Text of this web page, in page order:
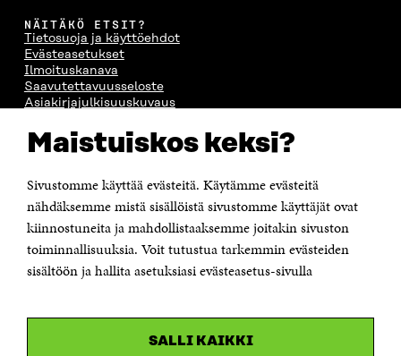
Maistuiskos keksi?
Sivustomme käyttää evästeitä. Käytämme evästeitä
nähdäksemme mistä sisällöistä sivustomme käyttäjät ovat
kiinnostuneita ja mahdollistaaksemme joitakin sivuston
toiminnallisuuksia. Voit tutustua tarkemmin evästeiden
sisältöön ja hallita asetuksiasi evästeasetus-sivulla
SALLI KAIKKI
NÄITÄKÖ ETSIT?
Tietosuoja ja käyttöehdot
Evästeasetukset
Ilmoituskanava
Saavutettavuusseloste
Asiakirjajulkisuuskuvaus
Suomen itsenäisyyden juhlarahasto Sitra
Itämerenkatu 11-13, PL 160,
00181 Helsinki
Puhelin +358 294 618 991
etunimi.sukunimi@sitra.fi tai sitra@sitra.fi